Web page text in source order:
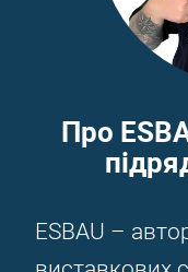
Про
ESBAU –